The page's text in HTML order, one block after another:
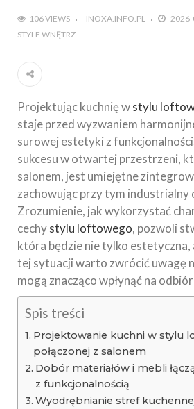
106 VIEWS INOXA.INFO.PL
STYLE WNĘTRZ
Projektując kuchnię wstylu
staje przed wyzwaniem
surowej estetyki z
sukcesu w otwartej przestrzeni,
salonem, jest umiejętne
zachowując przy tym
Zrozumienie, jak wykorzystać
cechystylu loftowego, pozwoli
która będzie nie tylko estetyczna,
tej sytuacji warto zwrócić uwagę
mogą znacząco wpłynąć na odbiór
Spis treści
Projektowanie kuchni w stylu
połączonej z salonem
Dobór materiałów i mebli
z funkcjonalnością
Wyodrębnianie stref